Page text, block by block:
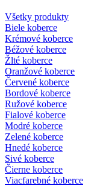
Všetky produkty
Biele koberce
Krémové koberce
Béžové koberce
Žlté koberce
Oranžové koberce
Červené koberce
Bordové koberce
Ružové koberce
Fialové koberce
Modré koberce
Zelené koberce
Hnedé koberce
Sivé koberce
Čierne koberce
Viacfarebné koberce